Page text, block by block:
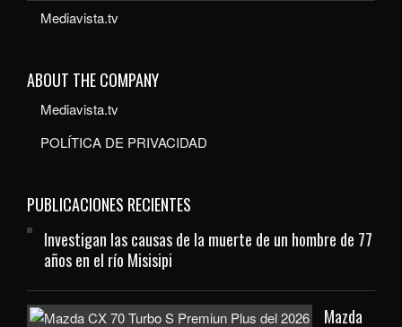
Mediavista.tv
ABOUT THE COMPANY
Mediavista.tv
POLÍTICA DE PRIVACIDAD
PUBLICACIONES RECIENTES
Investigan las causas de la muerte de un hombre de 77
años en el río Misisipi
Mazda